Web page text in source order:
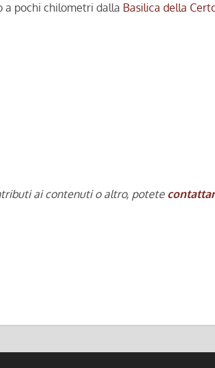
a pochi chilometri dalla Basilica della
ai contenuti o altro, potete